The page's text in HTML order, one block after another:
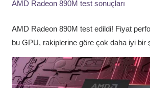
AMD Radeon 890M test sonuçları
AMD Radeon 890M test edildi! Fiyat
bu GPU, rakiplerine göre çok daha iyi bir